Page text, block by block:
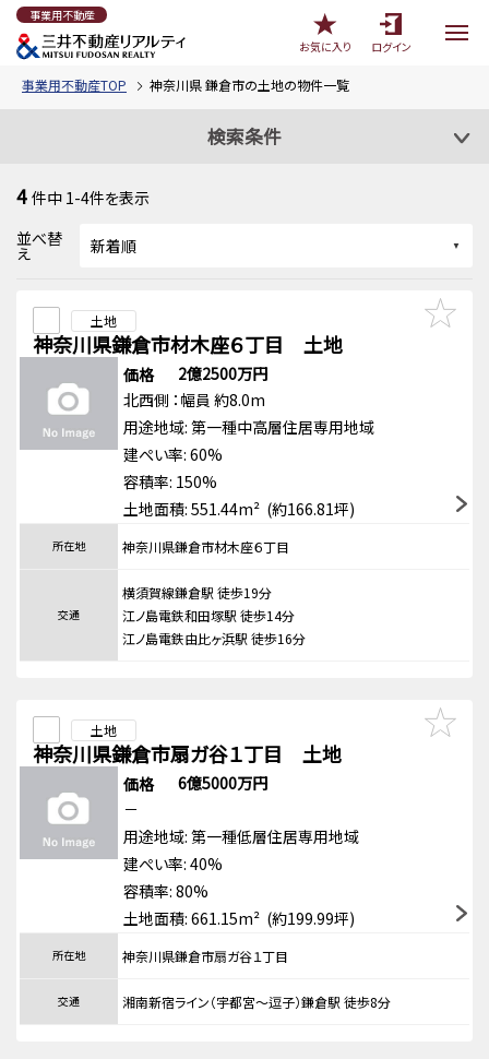
事業用不動産
お気に入り
ログイン
事業用不動産TOP 神奈川県 鎌倉市の土地の物件一覧
検索条件
4 件中 1-4件を表示
並べ替
え
土地
神奈川県鎌倉市材木座６丁目 土地
価格
2億2500万円
北西側 ：幅員 約8.0m
用途地域: 第一種中高層住居専用地域
建ぺい率: 60%
容積率: 150%
土地面積: 551.44m² (約166.81坪)
所在地 神奈川県鎌倉市材木座６丁目
交通
横須賀線鎌倉駅 徒歩19分
江ノ島電鉄和田塚駅 徒歩14分
江ノ島電鉄由比ヶ浜駅 徒歩16分
土地
神奈川県鎌倉市扇ガ谷１丁目 土地
価格
6億5000万円
－
用途地域: 第一種低層住居専用地域
建ぺい率: 40%
容積率: 80%
土地面積: 661.15m² (約199.99坪)
所在地 神奈川県鎌倉市扇ガ谷１丁目
交通 湘南新宿ライン（宇都宮～逗子）鎌倉駅 徒歩8分